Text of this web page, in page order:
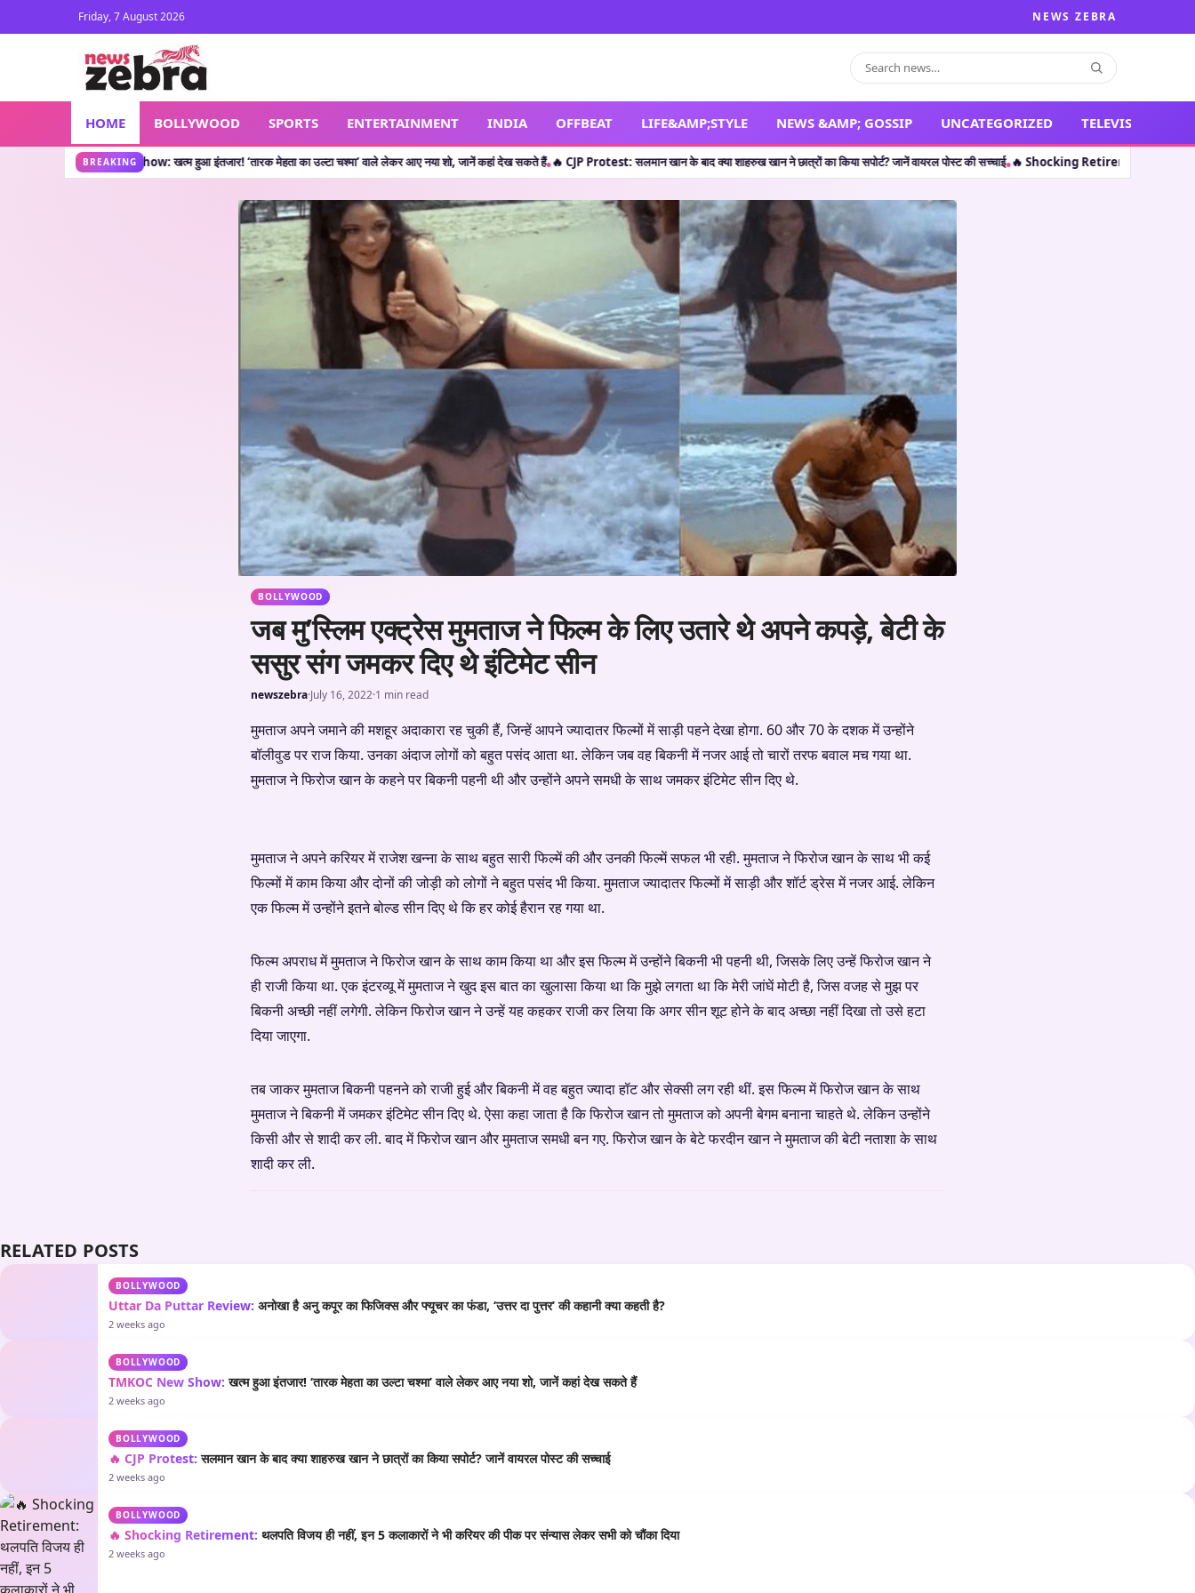
Friday, 7 August 2026 NEWS ZEBRA
HOME BOLLYWOOD SPORTS ENTERTAINMENT INDIA OFFBEAT LIFE&AMP;STYLE NEWS &AMP; GOSSIP UNCATEGORIZED TELEVISION
BREAKING
New Show: खत्म हुआ इंतजार! ‘तारक मेहता का उल्टा चश्मा’ वाले लेकर आए नया शो, जानें कहां देख सकते हैं•🔥 CJP Protest: सलमान खान के बाद क्या शाहरुख खान ने छात्रों का किया सपोर्ट? जानें वायरल पोस्ट की सच्चाई•🔥 Shocking Retirement: थलपति विजय ही नहीं, इन 5
BOLLYWOOD
जब मु’स्लिम एक्ट्रेस मुमताज ने फिल्म के लिए उतारे थे अपने कपड़े, बेटी के
ससुर संग जमकर दिए थे इंटिमेट सीन
newszebra·July 16, 2022·1 min read
मुमताज अपने जमाने की मशहूर अदाकारा रह चुकी हैं, जिन्हें आपने ज्यादातर फिल्मों में साड़ी पहने देखा होगा. 60 और 70 के दशक में उन्होंने
बॉलीवुड पर राज किया. उनका अंदाज लोगों को बहुत पसंद आता था. लेकिन जब वह बिकनी में नजर आई तो चारों तरफ बवाल मच गया था.
मुमताज ने फिरोज खान के कहने पर बिकनी पहनी थी और उन्होंने अपने समधी के साथ जमकर इंटिमेट सीन दिए थे.
मुमताज ने अपने करियर में राजेश खन्ना के साथ बहुत सारी फिल्में की और उनकी फिल्में सफल भी रही. मुमताज ने फिरोज खान के साथ भी कई
फिल्मों में काम किया और दोनों की जोड़ी को लोगों ने बहुत पसंद भी किया. मुमताज ज्यादातर फिल्मों में साड़ी और शॉर्ट ड्रेस में नजर आई. लेकिन
एक फिल्म में उन्होंने इतने बोल्ड सीन दिए थे कि हर कोई हैरान रह गया था.
फिल्म अपराध में मुमताज ने फिरोज खान के साथ काम किया था और इस फिल्म में उन्होंने बिकनी भी पहनी थी, जिसके लिए उन्हें फिरोज खान ने
ही राजी किया था. एक इंटरव्यू में मुमताज ने खुद इस बात का खुलासा किया था कि मुझे लगता था कि मेरी जांघें मोटी है, जिस वजह से मुझ पर
बिकनी अच्छी नहीं लगेगी. लेकिन फिरोज खान ने उन्हें यह कहकर राजी कर लिया कि अगर सीन शूट होने के बाद अच्छा नहीं दिखा तो उसे हटा
दिया जाएगा.
तब जाकर मुमताज बिकनी पहनने को राजी हुई और बिकनी में वह बहुत ज्यादा हॉट और सेक्सी लग रही थीं. इस फिल्म में फिरोज खान के साथ
मुमताज ने बिकनी में जमकर इंटिमेट सीन दिए थे. ऐसा कहा जाता है कि फिरोज खान तो मुमताज को अपनी बेगम बनाना चाहते थे. लेकिन उन्होंने
किसी और से शादी कर ली. बाद में फिरोज खान और मुमताज समधी बन गए. फिरोज खान के बेटे फरदीन खान ने मुमताज की बेटी नताशा के साथ
शादी कर ली.
RELATED POSTS
BOLLYWOOD
Uttar Da Puttar Review: अनोखा है अनु कपूर का फिजिक्स और फ्यूचर का फंडा, ‘उत्तर दा पुत्तर’ की कहानी क्या कहती है?
2 weeks ago
BOLLYWOOD
TMKOC New Show: खत्म हुआ इंतजार! ‘तारक मेहता का उल्टा चश्मा’ वाले लेकर आए नया शो, जानें कहां देख सकते हैं
2 weeks ago
BOLLYWOOD
🔥 CJP Protest: सलमान खान के बाद क्या शाहरुख खान ने छात्रों का किया सपोर्ट? जानें वायरल पोस्ट की सच्चाई
2 weeks ago
BOLLYWOOD
🔥 Shocking Retirement: थलपति विजय ही नहीं, इन 5 कलाकारों ने भी करियर की पीक पर संन्यास लेकर सभी को चौंका दिया
2 weeks ago